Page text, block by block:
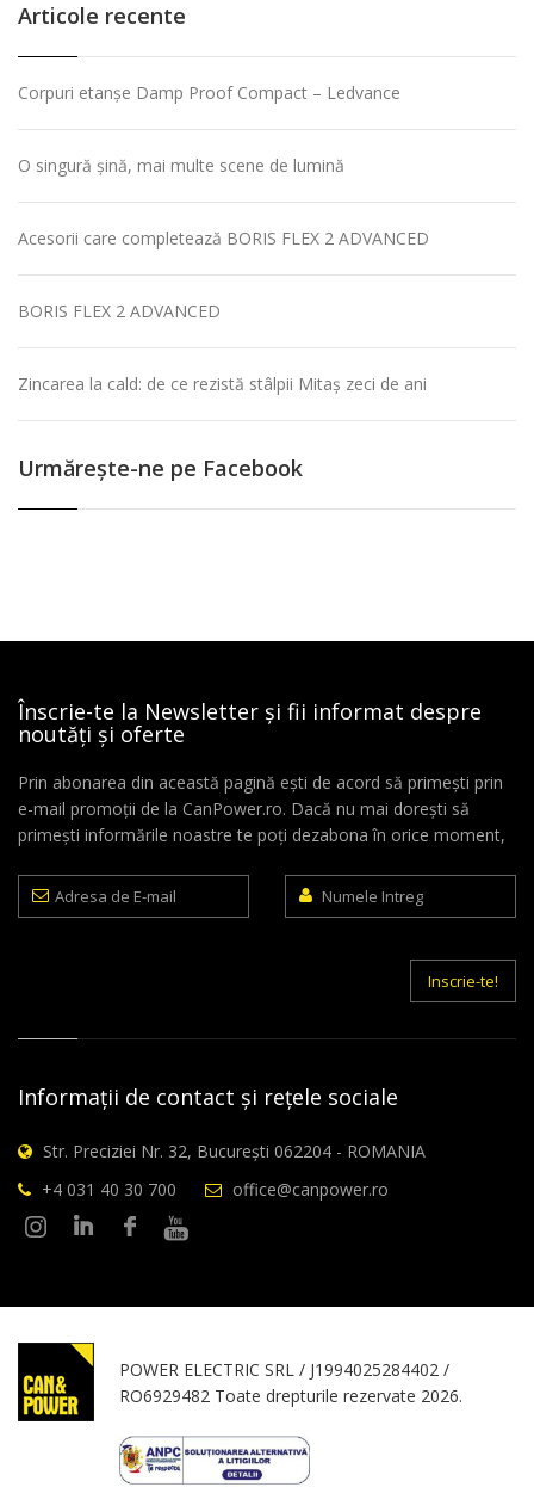
Articole recente
Corpuri etanșe Damp Proof Compact – Ledvance
O singură șină, mai multe scene de lumină
Acesorii care completează BORIS FLEX 2 ADVANCED
BORIS FLEX 2 ADVANCED
Zincarea la cald: de ce rezistă stâlpii Mitaș zeci de ani
Urmăreşte-ne pe Facebook
Înscrie-te la Newsletter și fii informat despre
noutăți și oferte
Prin abonarea din această pagină ești de acord să primești prin
e-mail promoții de la CanPower.ro. Dacă nu mai dorești să
primești informările noastre te poți dezabona în orice moment,
Adresa
de
Numele
Intreg
Inscrie-te!
Informații de contact și rețele sociale
Str. Preciziei Nr. 32, București 062204 - ROMANIA
+4 031 40 30 700
office@canpower.ro
POWER ELECTRIC SRL / J1994025284402 /
RO6929482 Toate drepturile rezervate 2026.